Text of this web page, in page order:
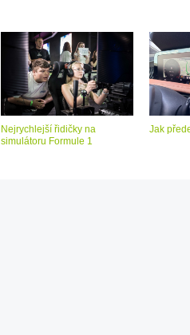
Nejrychlejší řidičky na
simulátoru Formule 1
Jak